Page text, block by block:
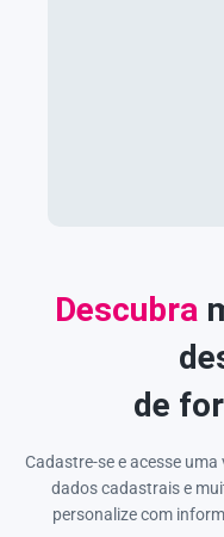
Descubra
de
Cadastre-se e acesse
dados cadastrais e
personalize com